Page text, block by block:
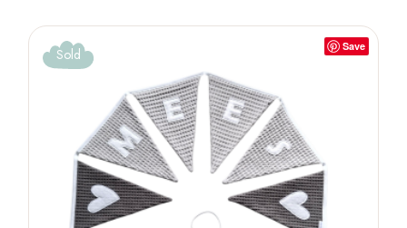
Save
Sold